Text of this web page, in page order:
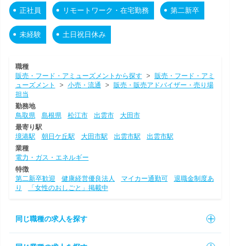
正社員 リモートワーク・在宅勤務 第二新卒
未経験 土日祝日休み
職種
販売・フード・アミューズメントから探す > 販売・フード・アミ
ューズメント
> 小売・流通 > 販売・販売アドバイザー・売り場
担当
勤務地
鳥取県
島根県 松江市 出雲市
大田市
最寄り駅
境港駅
朝日ケ丘駅 大田市駅 出雲市駅
出雲市駅
業種
電力・ガス・エネルギー
特徴
第二新卒歓迎
健康経営優良法人 マイカー通勤可
退職金制度あ
り
「女性のおしごと」掲載中
同じ職種の求人を探す